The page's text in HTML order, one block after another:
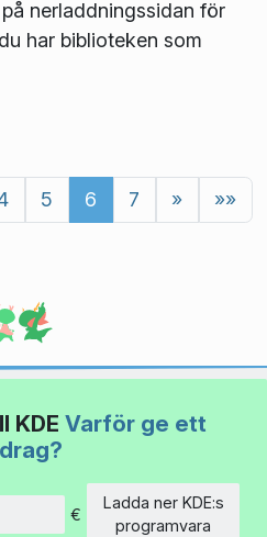
nerladdningssidan för
har biblioteken som
5 6 7 » »»
KDE Varför ge ett
€
Ladda ner KDE:s
programvara